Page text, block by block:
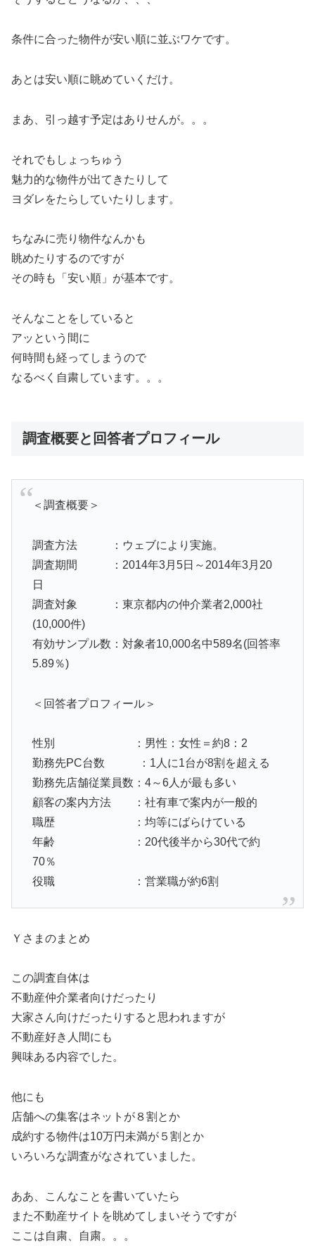
条件に合った物件が安い順に並ぶワケです。
あとは安い順に眺めていくだけ。
まあ、引っ越す予定はありせんが。。。
それでもしょっちゅう
魅力的な物件が出てきたりして
ヨダレをたらしていたりします。
ちなみに売り物件なんかも
眺めたりするのですが
その時も「安い順」が基本です。
そんなことをしていると
アッという間に
何時間も経ってしまうので
なるべく自粛しています。。。
調査概要と回答者プロフィール
＜調査概要＞
調査方法 ：ウェブにより実施。
調査期間 ：2014年3月5日～2014年3月20
日
調査対象 ：東京都内の仲介業者2,000社
(10,000件)
有効サンプル数：対象者10,000名中589名(回答率
5.89％)
＜回答者プロフィール＞
性別 ：男性：女性＝約8：2
勤務先PC台数 ：1人に1台が8割を超える
勤務先店舗従業員数：4～6人が最も多い
顧客の案内方法 ：社有車で案内が一般的
職歴 ：均等にばらけている
年齢 ：20代後半から30代で約
70％
役職 ：営業職が約6割
Ｙさまのまとめ
この調査自体は
不動産仲介業者向けだったり
大家さん向けだったりすると思われますが
不動産好き人間にも
興味ある内容でした。
他にも
店舗への集客はネットが８割とか
成約する物件は10万円未満が５割とか
いろいろな調査がなされていました。
ああ、こんなことを書いていたら
また不動産サイトを眺めてしまいそうですが
ここは自粛、自粛。。。